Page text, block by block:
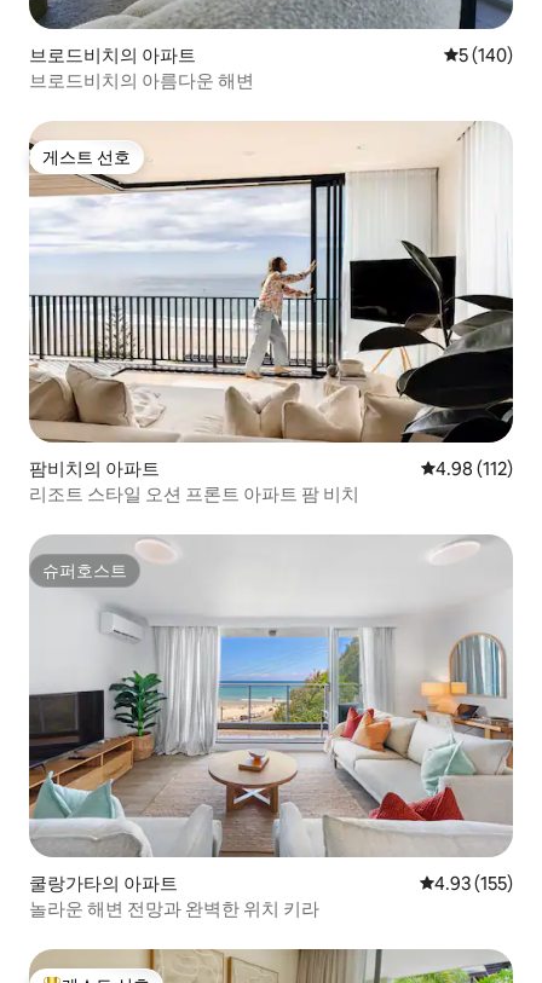
브로드비치의 아파트 평점 5점(5
5 (140)
브로드비치의 아름다운 해변
게스트 선호
게스트 선호
팜비치의 아파트 평점 4.98점(5
4.98 (112)
리조트 스타일 오션 프론트 아파트 팜 비치
슈퍼호스트
슈퍼호스트
쿨랑가타의 아파트 평점 4.93점(5
4.93 (155)
놀라운 해변 전망과 완벽한 위치 키라